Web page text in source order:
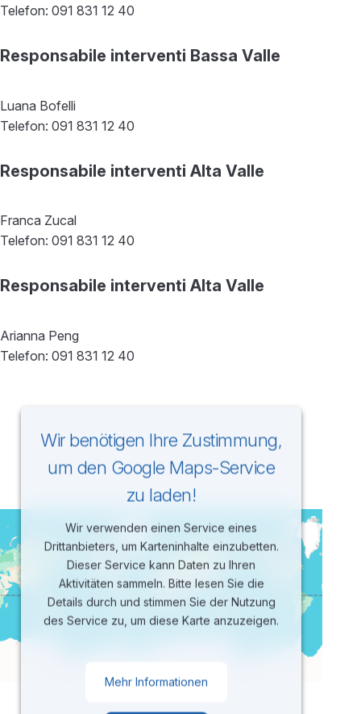
Telefon: 091 831 12 40
Responsabile interventi Bassa Valle
Luana Bofelli
Telefon: 091 831 12 40
Responsabile interventi Alta Valle
Franca Zucal
Telefon: 091 831 12 40
Responsabile interventi Alta Valle
Arianna Peng
Telefon: 091 831 12 40
Wir benötigen Ihre Zustimmung,
um den Google Maps-Service
zu laden!
Wir verwenden einen Service eines
Drittanbieters, um Karteninhalte einzubetten.
Dieser Service kann Daten zu Ihren
Aktivitäten sammeln. Bitte lesen Sie die
Details durch und stimmen Sie der Nutzung
des Service zu, um diese Karte anzuzeigen.
Mehr Informationen